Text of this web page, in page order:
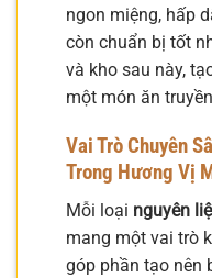
ngon miệng, hấp
còn chuẩn bị tốt
và kho sau này,
một món ăn
Vai Trò Chuyên
Trong Hương Vị
Mỗi loại nguyên
mang một vai trò
góp phần tạo nên